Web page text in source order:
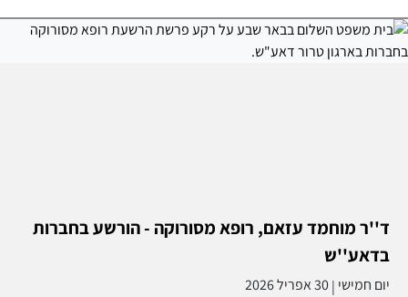
ד''ר מוחמד עזאם, רופא מסורוקה - הורשע בחברות
בדאע''ש
יום חמישי |30 אפריל 2026